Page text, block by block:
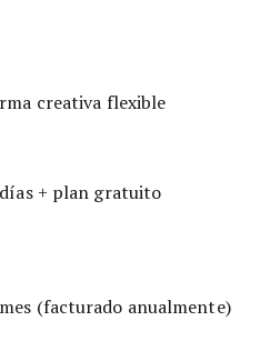
creativa flexible
+ plan gratuito
(facturado anualmente)